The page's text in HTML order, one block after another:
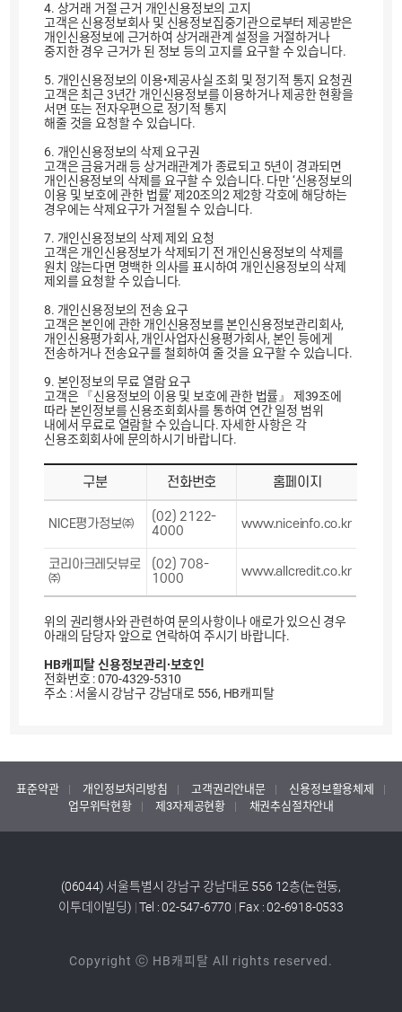
4. 상거래 거절 근거 개인신용정보의 고지
고객은 신용정보회사 및 신용정보집중기관으로부터 제공받은
개인신용정보에 근거하여 상거래관계 설정을 거절하거나
중지한 경우 근거가 된 정보 등의 고지를 요구할 수 있습니다.
5. 개인신용정보의 이용•제공사실 조회 및 정기적 통지 요청권
고객은 최근 3년간 개인신용정보를 이용하거나 제공한 현황을
서면 또는 전자우편으로 정기적 통지
해줄 것을 요청할 수 있습니다.
6. 개인신용정보의 삭제 요구권
고객은 금융거래 등 상거래관계가 종료되고 5년이 경과되면
개인신용정보의 삭제를 요구할 수 있습니다. 다만 ‘신용정보의
이용 및 보호에 관한 법률’ 제20조의2 제2항 각호에 해당하는
경우에는 삭제요구가 거절될 수 있습니다.
7. 개인신용정보의 삭제 제외 요청
고객은 개인신용정보가 삭제되기 전 개인신용정보의 삭제를
원치 않는다면 명백한 의사를 표시하여 개인신용정보의 삭제
제외를 요청할 수 있습니다.
8. 개인신용정보의 전송 요구
고객은 본인에 관한 개인신용정보를 본인신용정보관리회사,
개인신용평가회사, 개인사업자신용평가회사, 본인 등에게
전송하거나 전송요구를 철회하여 줄 것을 요구할 수 있습니다.
9. 본인정보의 무료 열람 요구
고객은 『신용정보의 이용 및 보호에 관한 법률』 제39조에
따라 본인정보를 신용조회회사를 통하여 연간 일정 범위
내에서 무료로 열람할 수 있습니다. 자세한 사항은 각
신용조회회사에 문의하시기 바랍니다.
구분 전화번호 홈페이지
NICE평가정보㈜
(02) 2122-
4000
www.niceinfo.co.kr
코리아크레딧뷰로
㈜
(02) 708-
1000
www.allcredit.co.kr
위의 권리행사와 관련하여 문의사항이나 애로가 있으신 경우
아래의 담당자 앞으로 연락하여 주시기 바랍니다.
HB캐피탈 신용정보관리∙보호인
전화번호 : 070-4329-5310
주소 : 서울시 강남구 강남대로 556, HB캐피탈
표준약관 개인정보처리방침 고객권리안내문
신용정보활용체제
업무위탁현황
제3자제공현황 채권추심절차안내
(06044) 서울특별시 강남구 강남대로 556 12층(논현동,
이투데이빌딩) |Tel : 02-547-6770 | Fax : 02-6918-0533
Copyright ⓒ HB캐피탈 All rights reserved.